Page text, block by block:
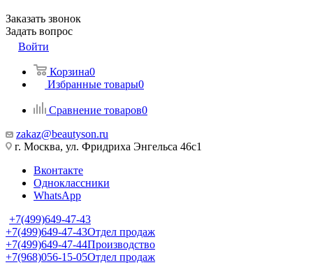
Заказать звонок
Задать вопрос
Войти
Корзина0
Избранные товары0
Сравнение товаров0
zakaz@beautyson.ru
г. Москва, ул. Фридриха Энгельса 46с1
Вконтакте
Одноклассники
WhatsApp
+7(499)649-47-43
+7(499)649-47-43Отдел продаж
+7(499)649-47-44Производство
+7(968)056-15-05Отдел продаж